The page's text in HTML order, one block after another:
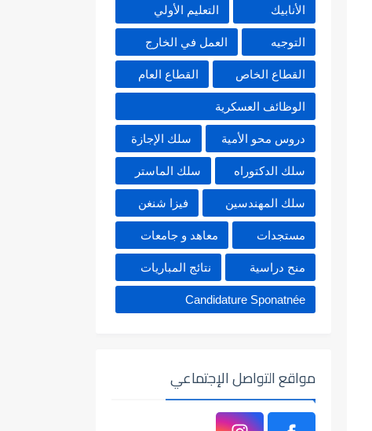
الأنابيك التعليم الأولي
التوجيه العمل في الخارج
القطاع الخاص القطاع العام
الوظائف العسكرية
دروس محو الأمية سلك الإجازة
سلك الدكتوراه سلك الماستر
سلك المهندسين فيزا شنغن
مستجدات معاهد و جامعات
منح دراسية نتائج المباريات
Candidature Sponatnée
مواقع التواصل الإجتماعي